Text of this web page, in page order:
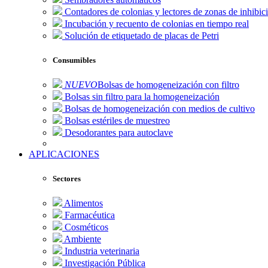
Contadores de colonias y lectores de zonas de
Incubación y recuento de colonias en tiempo real
Solución de etiquetado de placas de Petri
Consumibles
NUEVOBolsas de homogeneización con filtro
Bolsas sin filtro para la homogeneización
Bolsas de homogeneización con medios de cultivo
Bolsas estériles de muestreo
Desodorantes para autoclave
APLICACIONES
Sectores
Alimentos
Farmacéutica
Cosméticos
Ambiente
Industria veterinaria
Investigación Pública